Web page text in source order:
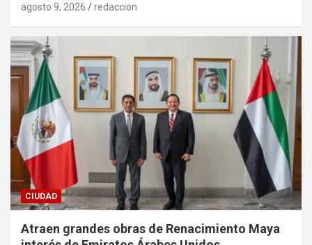
agosto 9, 2026 redaccion
CIUDAD
Atraen grandes obras de Renacimiento Maya